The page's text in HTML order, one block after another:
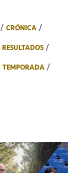
CRÓNICA
RESULTADOS
TEMPORADA